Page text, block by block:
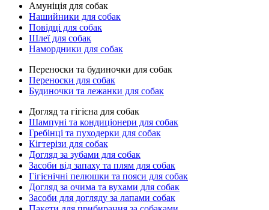
Амуніція для собак
Нашийники для собак
Повідці для собак
Шлеї для собак
Намордники для собак
Переноски та будиночки для собак
Переноски для собак
Будиночки та лежанки для собак
Догляд та гігієна для собак
Шампуні та кондиціонери для собак
Гребінці та пуходерки для собак
Кігтерізи для собак
Догляд за зубами для собак
Засоби від запаху та плям для собак
Гігієнічні пелюшки та пояси для собак
Догляд за очима та вухами для собак
Засоби для догляду за лапами собак